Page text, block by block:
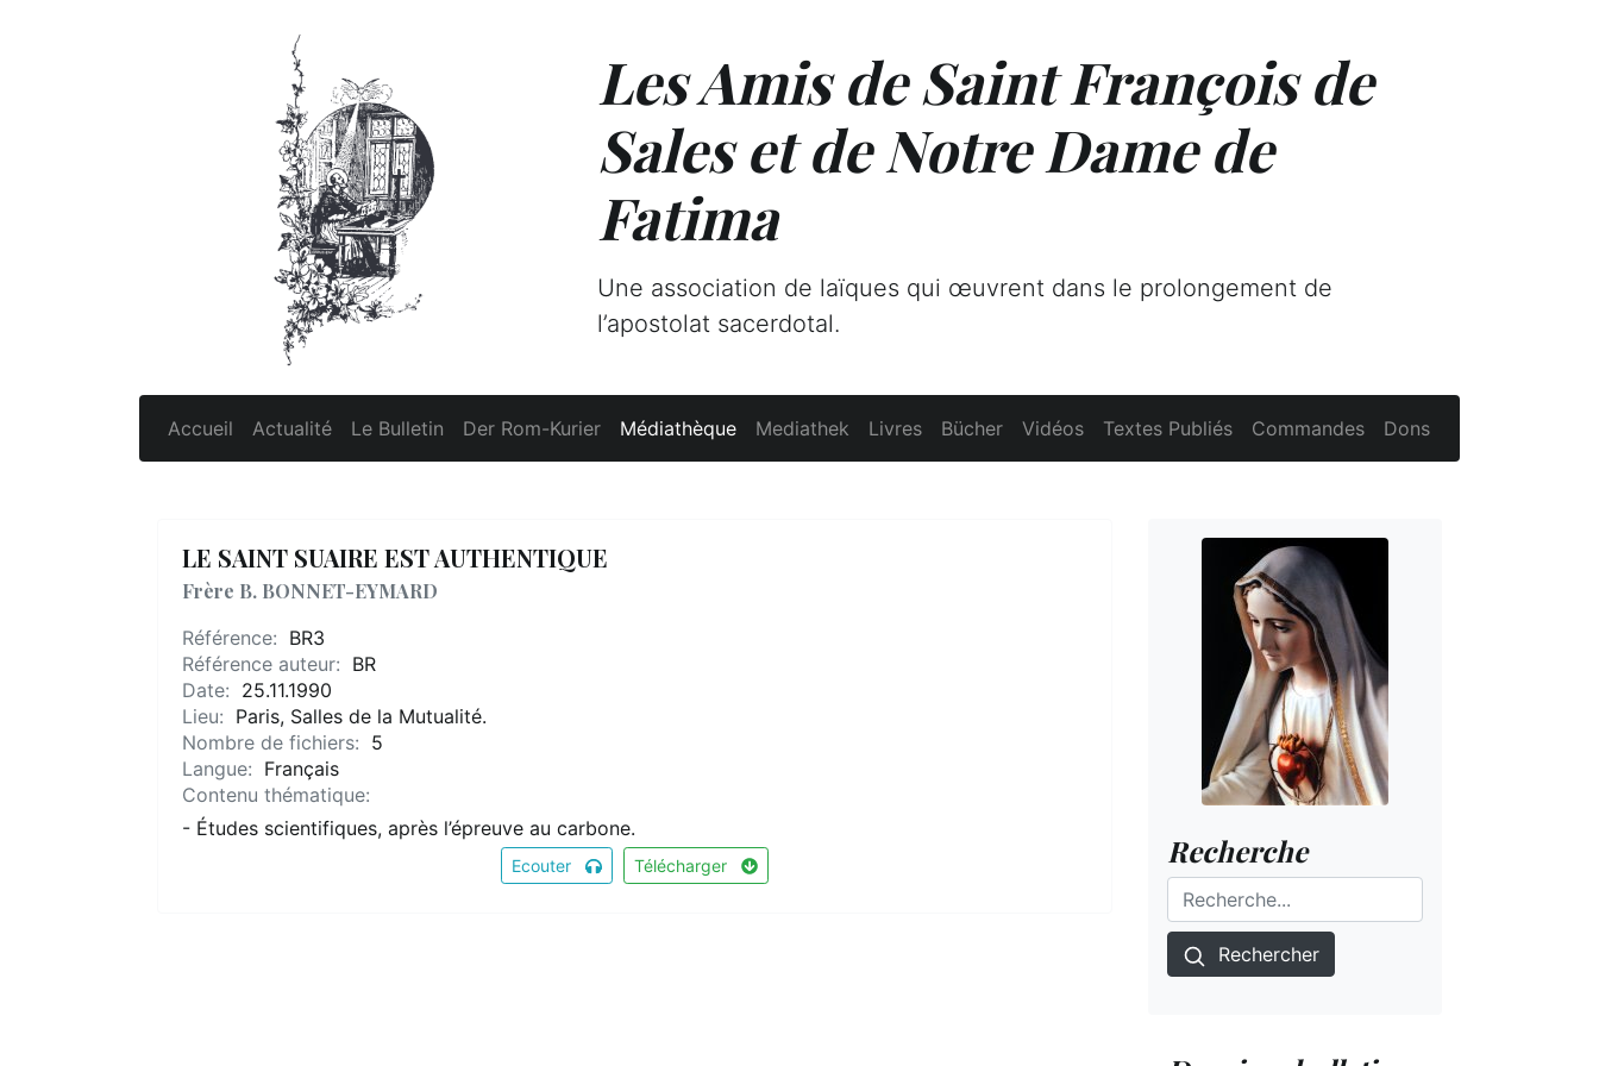
Les Amis de Saint François de
Sales et de Notre Dame de
Fatima
Une association de laïques qui œuvrent dans le prolongement de
l’apostolat sacerdotal.
Accueil Actualité Le Bulletin Der Rom-Kurier Médiathèque Mediathek Livres Bücher Vidéos Textes Publiés Commandes Dons
LE SAINT SUAIRE EST AUTHENTIQUE
Frère B. BONNET-EYMARD
Référence: BR3
Référence auteur: BR
Date: 25.11.1990
Lieu: Paris, Salles de la Mutualité.
Nombre de fichiers: 5
Langue: Français
Contenu thématique:
- Études scientifiques, après l’épreuve au carbone.
Ecouter Télécharger Recherche
Rechercher